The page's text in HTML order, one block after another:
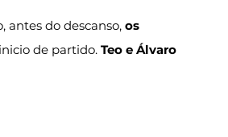
antes do descanso, os
de partido. Teo e Álvaro